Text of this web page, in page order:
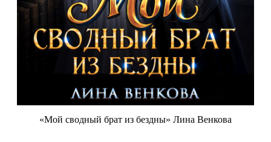
«Мой сводный брат из бездны» Лина Венкова